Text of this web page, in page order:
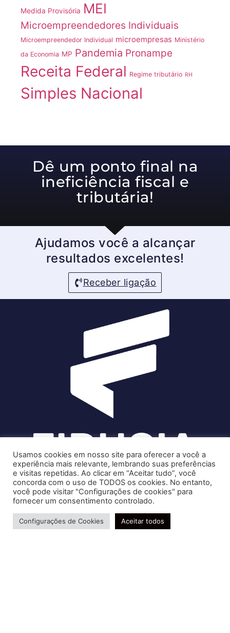
Medida Provisória MEI
Microempreendedores Individuais
Microempreendedor Individual microempresas Ministério
da Economia MP Pandemia Pronampe
Receita Federal Regime tributário RH
Simples Nacional
Dê um ponto final na
ineficiência fiscal e
tributária!
Ajudamos você a alcançar
resultados excelentes!
Receber ligação
Soluções contábeis-fiscais-tributárias especializadas | CRC RJ
004856/O-7
Serviços
Usamos cookies em nosso site para oferecer a você a
experiência mais relevante, lembrando suas preferências
e visitas repetidas. Ao clicar em “Aceitar tudo”, você
concorda com o uso de TODOS os cookies. No entanto,
você pode visitar "Configurações de cookies" para
fornecer um consentimento controlado.
Configurações de Cookies Aceitar todos
Precisa de ajuda?